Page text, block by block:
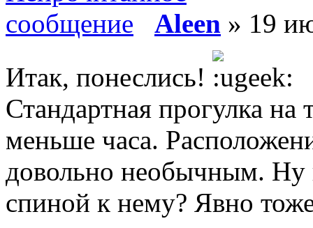
Aleen » 19
Итак, понеслись!
Стандартная прогулка на
меньше часа.
довольно необычным. Ну
спиной к нему? Явно